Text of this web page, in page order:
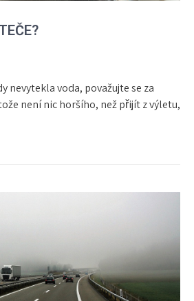
nevytekla voda, považujte se za
není nic horšího, než přijít z výletu,